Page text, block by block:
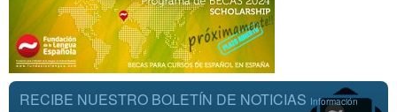
RECIBE NUESTRO BOLETÍN DE NOTICIAS Información